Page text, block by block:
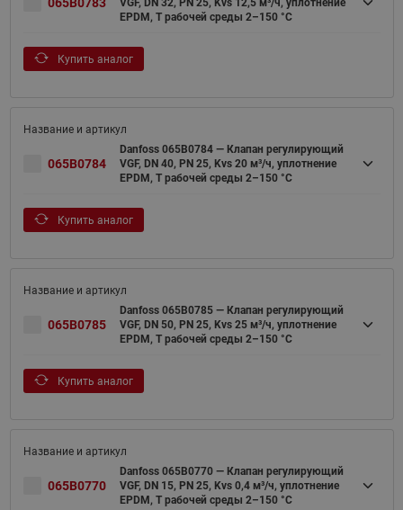
VGF, DN 32, PN 25, Kvs 12,5 м³/ч, уплотнение
EPDM, T рабочей среды 2–150 °С
Купить аналог
065B0784
Danfoss 065B0784 — Клапан регулирующий
VGF, DN 40, PN 25, Kvs 20 м³/ч, уплотнение
EPDM, T рабочей среды 2–150 °С
Купить аналог
065B0785
Danfoss 065B0785 — Клапан регулирующий
VGF, DN 50, PN 25, Kvs 25 м³/ч, уплотнение
EPDM, T рабочей среды 2–150 °С
Купить аналог
065B0770
Danfoss 065B0770 — Клапан регулирующий
VGF, DN 15, PN 25, Kvs 0,4 м³/ч, уплотнение
EPDM, T рабочей среды 2–150 °С